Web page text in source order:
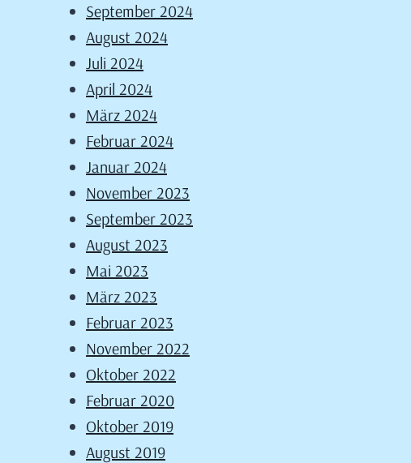
September 2024
August 2024
Juli 2024
April 2024
März 2024
Februar 2024
Januar 2024
November 2023
September 2023
August 2023
Mai 2023
März 2023
Februar 2023
November 2022
Oktober 2022
Februar 2020
Oktober 2019
August 2019